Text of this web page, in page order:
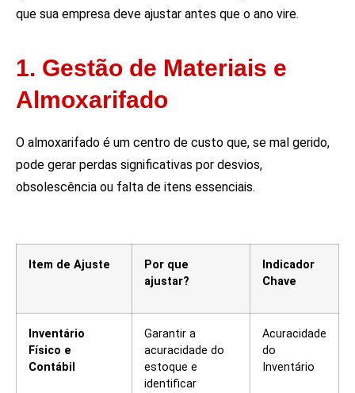
que sua empresa deve ajustar antes que o ano vire.
1. Gestão de Materiais e
Almoxarifado
O almoxarifado é um centro de custo que, se mal gerido,
pode gerar perdas significativas por desvios,
obsolescência ou falta de itens essenciais.
Item de Ajuste
Por que
ajustar?
Indicador
Chave
Inventário
Físico e
Contábil
Garantir a
acuracidade do
estoque e
identificar
Acuracidade
do
Inventário